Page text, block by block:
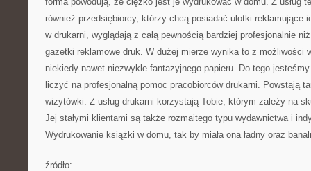
również przedsiębiorcy, którzy chcą posiadać ulotki reklamujące
w drukarni, wyglądają z całą pewnością bardziej profesjonalnie
gazetki reklamowe druk. W dużej mierze wynika to z możliwości
niekiedy nawet niezwykle fantazyjnego papieru. Do tego
liczyć na profesjonalną pomoc pracobiorców drukarni. Powstają
wizytówki. Z usług drukarni korzystają Tobie, którym zależy na
Jej stałymi klientami są także rozmaitego typu wydawnictwa i
Wydrukowanie książki w domu, tak by miała ona ładny oraz
źródło: